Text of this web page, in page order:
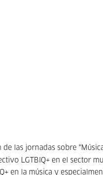
las jornadas sobre
LGTBIQ+ en el sector
en la música y